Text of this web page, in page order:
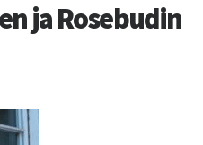
ja Rosebudin